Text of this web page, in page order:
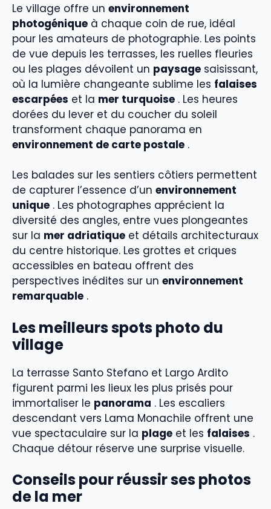
Le village offre un environnement
photogénique à chaque coin de rue, idéal
pour les amateurs de photographie. Les points
de vue depuis les terrasses, les ruelles fleuries
ou les plages dévoilent un paysage saisissant,
où la lumière changeante sublime les falaises
escarpées et la mer turquoise . Les heures
dorées du lever et du coucher du soleil
transforment chaque panorama en
environnement de carte postale .
Les balades sur les sentiers côtiers permettent
de capturer l’essence d’un environnement
unique . Les photographes apprécient la
diversité des angles, entre vues plongeantes
sur la mer adriatique et détails architecturaux
du centre historique. Les grottes et criques
accessibles en bateau offrent des
perspectives inédites sur un environnement
remarquable .
Les meilleurs spots photo du
village
La terrasse Santo Stefano et Largo Ardito
figurent parmi les lieux les plus prisés pour
immortaliser le panorama . Les escaliers
descendant vers Lama Monachile offrent une
vue spectaculaire sur la plage et les falaises .
Chaque détour réserve une surprise visuelle.
Conseils pour réussir ses photos
de la mer